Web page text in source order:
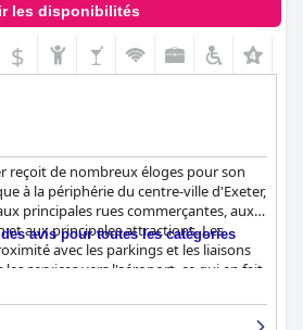
les disponibilités
$
reçoit de nombreux éloges pour son
à la périphérie du centre-ville d'Exeter,
principales rues commerçantes, aux
aux principales attractions. Les
avec les parkings et les liaisons
services vers l'aéroport, ce qui en fait
voyageurs d'agrément et d'affaires.
de l'hôtel se distinguent, avec des
avis pour toutes les catégories